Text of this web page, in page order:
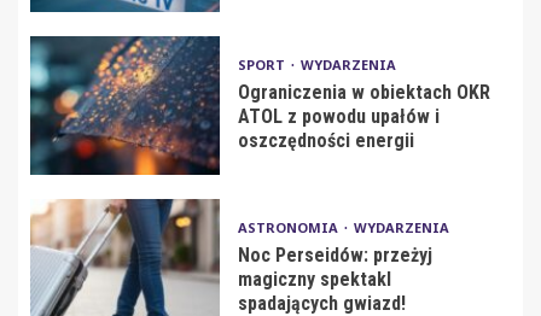
SPORT WYDARZENIA
Ograniczenia w obiektach OKR
ATOL z powodu upałów i
oszczędności energii
ASTRONOMIA WYDARZENIA
Noc Perseidów: przeżyj
magiczny spektakl
spadających gwiazd!